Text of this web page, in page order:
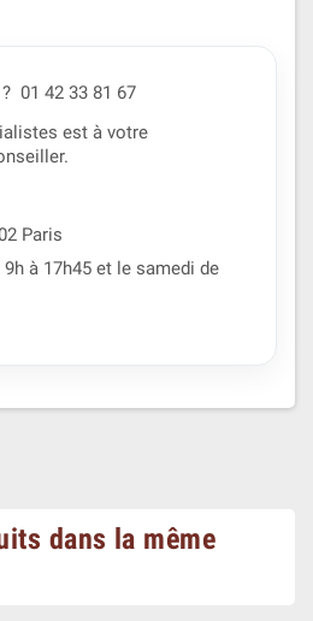
01 42 33 81 67
est à votre
Paris
9h à 17h45 et le samedi de
dans la même